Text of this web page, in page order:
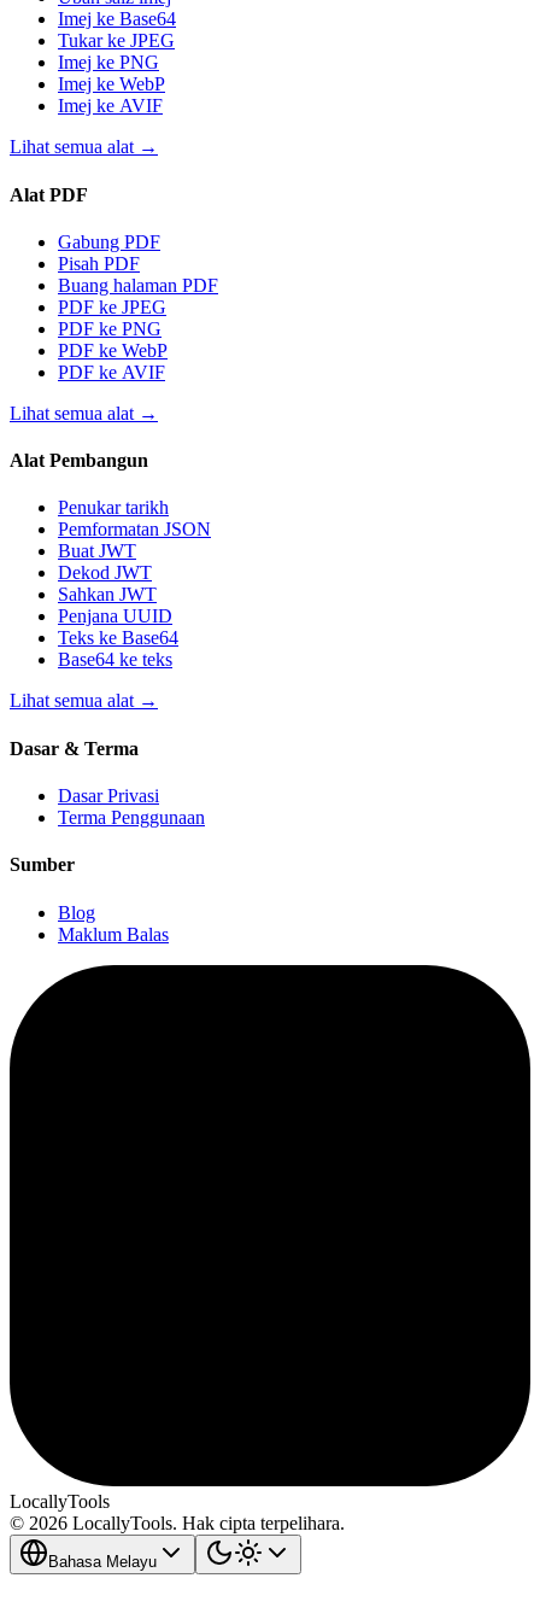
Imej ke Base64
Tukar ke JPEG
Imej ke PNG
Imej ke WebP
Imej ke AVIF
Lihat semua alat→
Alat PDF
Gabung PDF
Pisah PDF
Buang halaman PDF
PDF ke JPEG
PDF ke PNG
PDF ke WebP
PDF ke AVIF
Lihat semua alat →
Alat Pembangun
Penukar tarikh
Pemformatan JSON
Buat JWT
Dekod JWT
Sahkan JWT
Penjana UUID
Teks ke Base64
Base64 ke teks
Lihat semua alat→
Dasar & Terma
Dasar Privasi
Terma Penggunaan
Sumber
Blog
Maklum Balas
LocallyTools
© 2026 LocallyTools. Hak cipta terpelihara.
Bahasa Melayu